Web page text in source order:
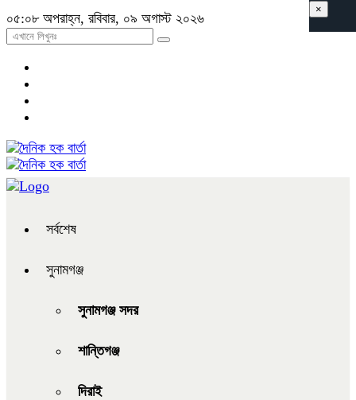
০৫:০৮ অপরাহ্ন, রবিবার, ০৯ অগাস্ট ২০২৬
সর্বশেষ
সুনামগঞ্জ
সুনামগঞ্জ সদর
শান্তিগঞ্জ
দিরাই
×